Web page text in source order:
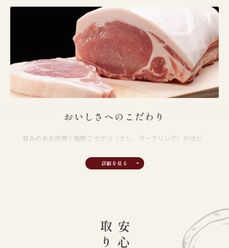
豚種の中でも食べておいしいのは、ヨークシャー種。石上ファームでは
この大ヨークシャー種を母豚系の基本品種とし、ランドレース、父系デ
ュロックの3品種を全て肉質重視を目的に原種豚牧場で育種事業を展開
自家製飼料 “ライフパワー”
計にしています。また、肉豚に与える飼料は加熱処理を施し、消化促進
し、薬を使わず豚を健康に育てます。
おいしさへのこだわり
甘みのある肉質と脂肪こうざつ（さし、マーブリング）がほど
保水性に優れ肉の旨味成分が失われにくいため、ジューシーな
おいしさが長続きします。脂肪は、白くしなやかで、もちもち